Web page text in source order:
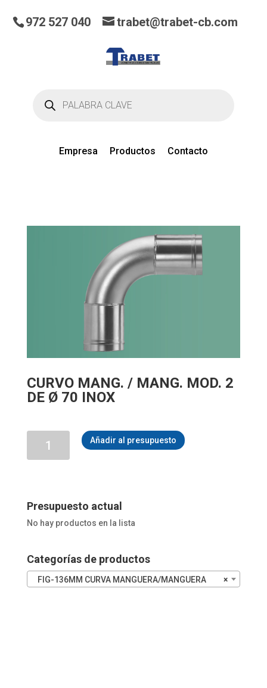
productos
Empresa Productos Contacto
972 527 040 trabet@trabet-cb.com
CURVO MANG. / MANG. MOD. 2
DE Ø 70 INOX
/
DE
70
Añadir al presupuesto
Presupuesto actual
No hay productos en la lista
Categorías de productos
×
FIG-136MM CURVA MANGUERA/MANGUERA